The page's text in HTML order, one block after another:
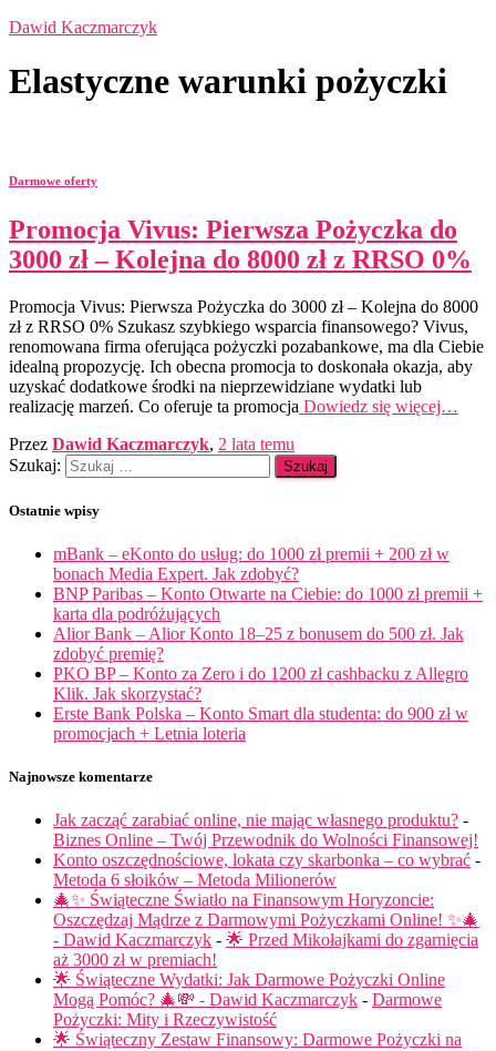
Dawid Kaczmarczyk
Elastyczne warunki pożyczki
Darmowe oferty
Promocja Vivus: Pierwsza Pożyczka do
3000 zł – Kolejna do 8000 zł z RRSO 0%
Promocja Vivus: Pierwsza Pożyczka do 3000 zł – Kolejna do 8000
zł z RRSO 0% Szukasz szybkiego wsparcia finansowego? Vivus,
renomowana firma oferująca pożyczki pozabankowe, ma dla Ciebie
idealną propozycję. Ich obecna promocja to doskonała okazja, aby
uzyskać dodatkowe środki na nieprzewidziane wydatki lub
realizację marzeń. Co oferuje ta promocja Dowiedz się więcej…
Przez Dawid Kaczmarczyk, 2 lata temu
Szukaj:
Ostatnie wpisy
mBank – eKonto do usług: do 1000 zł premii + 200 zł w
bonach Media Expert. Jak zdobyć?
BNP Paribas – Konto Otwarte na Ciebie: do 1000 zł premii +
karta dla podróżujących
Alior Bank – Alior Konto 18–25 z bonusem do 500 zł. Jak
zdobyć premię?
PKO BP – Konto za Zero i do 1200 zł cashbacku z Allegro
Klik. Jak skorzystać?
Erste Bank Polska – Konto Smart dla studenta: do 900 zł w
promocjach + Letnia loteria
Najnowsze komentarze
Jak zacząć zarabiać online, nie mając własnego produktu? -
Biznes Online – Twój Przewodnik do Wolności Finansowej!
Konto oszczędnościowe, lokata czy skarbonka – co wybrać -
Metoda 6 słoików – Metoda Milionerów
🎄✨ Świąteczne Światło na Finansowym Horyzoncie:
Oszczędzaj Mądrze z Darmowymi Pożyczkami Online! ✨🎄
- Dawid Kaczmarczyk - 🌟 Przed Mikołajkami do zgarnięcia
aż 3000 zł w premiach!
🌟 Świąteczne Wydatki: Jak Darmowe Pożyczki Online
Mogą Pomóc? 🎄💸 - Dawid Kaczmarczyk - Darmowe
Pożyczki: Mity i Rzeczywistość
🌟 Świąteczny Zestaw Finansowy: Darmowe Pożyczki na